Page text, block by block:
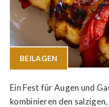
BEILAGEN
Ein Fest für Augen und
kombinieren den